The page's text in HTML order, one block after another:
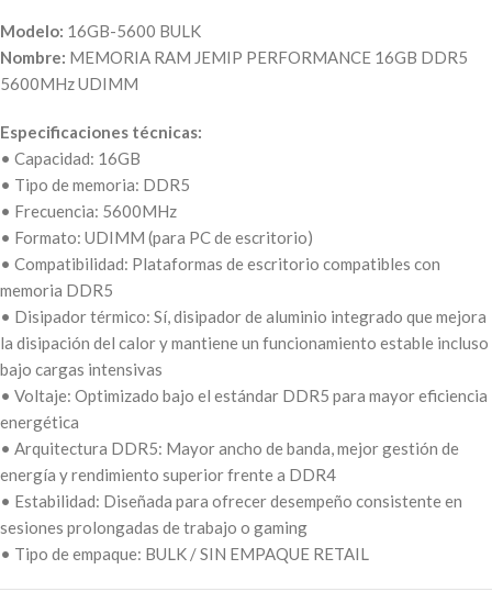
Modelo: 16GB-5600 BULK
Nombre: MEMORIA RAM JEMIP PERFORMANCE 16GB DDR5
5600MHz UDIMM
Especificaciones técnicas:
• Capacidad: 16GB
• Tipo de memoria: DDR5
• Frecuencia: 5600MHz
• Formato: UDIMM (para PC de escritorio)
• Compatibilidad: Plataformas de escritorio compatibles con
memoria DDR5
• Disipador térmico: Sí, disipador de aluminio integrado que mejora
la disipación del calor y mantiene un funcionamiento estable incluso
bajo cargas intensivas
• Voltaje: Optimizado bajo el estándar DDR5 para mayor eficiencia
energética
• Arquitectura DDR5: Mayor ancho de banda, mejor gestión de
energía y rendimiento superior frente a DDR4
• Estabilidad: Diseñada para ofrecer desempeño consistente en
sesiones prolongadas de trabajo o gaming
• Tipo de empaque: BULK / SIN EMPAQUE RETAIL